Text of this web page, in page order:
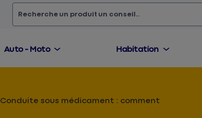
Rechercherun produit,un conseil...
Auto - Moto Habitation
Conduite sous médicament : comment